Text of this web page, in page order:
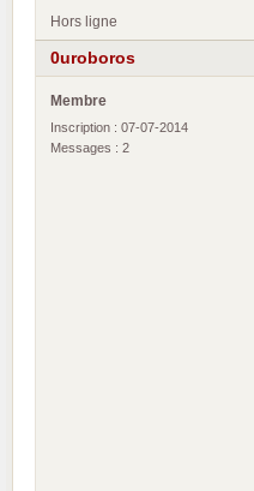
Hors ligne
0uroboros
Membre
Inscription : 07-07-2014
Messages : 2